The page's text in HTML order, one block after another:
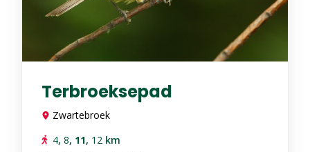
Terbroeksepad
Zwartebroek
4, 8, 11, 12 km